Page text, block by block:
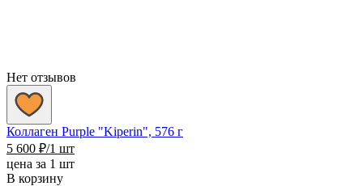
Нет отзывов
Коллаген Purple "Kiperin", 576 г
5 600 ₽/1 шт
цена за 1 шт
В корзину